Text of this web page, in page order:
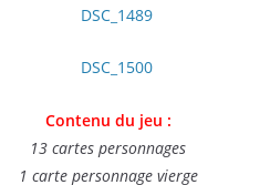
Contenu du jeu :
13 cartes personnages
1 carte personnage vierge